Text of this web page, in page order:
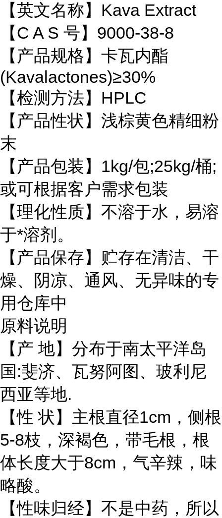
【英文名称】Kava Extract
【C A S 号】9000-38-8
【产品规格】卡瓦内酯
(Kavalactones)≥30%
【检测方法】HPLC
【产品性状】浅棕黄色精细粉
末
【产品包装】1kg/包;25kg/桶;
或可根据客户需求包装
【理化性质】不溶于水，易溶
于*溶剂。
【产品保存】贮存在清洁、干
燥、阴凉、通风、无异味的专
用仓库中
原料说明
【产 地】分布于南太平洋岛
国:斐济、瓦努阿图、玻利尼
西亚等地.
【性 状】主根直径1cm，侧根
5-8枝，深褐色，带毛根，根
体长度大于8cm，气辛辣，味
略酸。
【性味归经】不是中药，所以